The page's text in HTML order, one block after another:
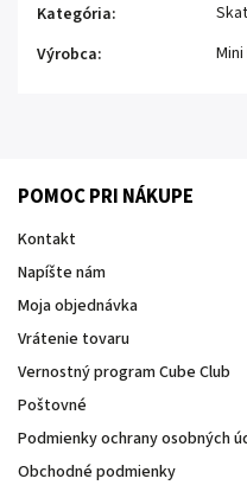
Kategória:
Výrobca:
POMOC PRI NÁKUPE
Kontakt
Napíšte nám
Moja objednávka
Vrátenie tovaru
Vernostný program Cube Club
Poštovné
Podmienky ochrany osobných
Obchodné podmienky